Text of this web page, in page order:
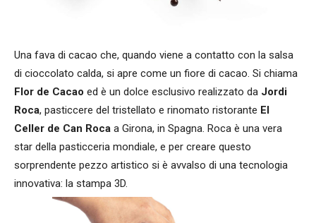
Una fava di cacao che, quando viene a contatto con la salsa
di cioccolato calda, si apre come un fiore di cacao. Si chiama
Flor de Cacao ed è un dolce esclusivo realizzato da Jordi
Roca, pasticcere del tristellato e rinomato ristorante El
Celler de Can Roca a Girona, in Spagna. Roca è una vera
star della pasticceria mondiale, e per creare questo
sorprendente pezzo artistico si è avvalso di una tecnologia
innovativa: la stampa 3D.